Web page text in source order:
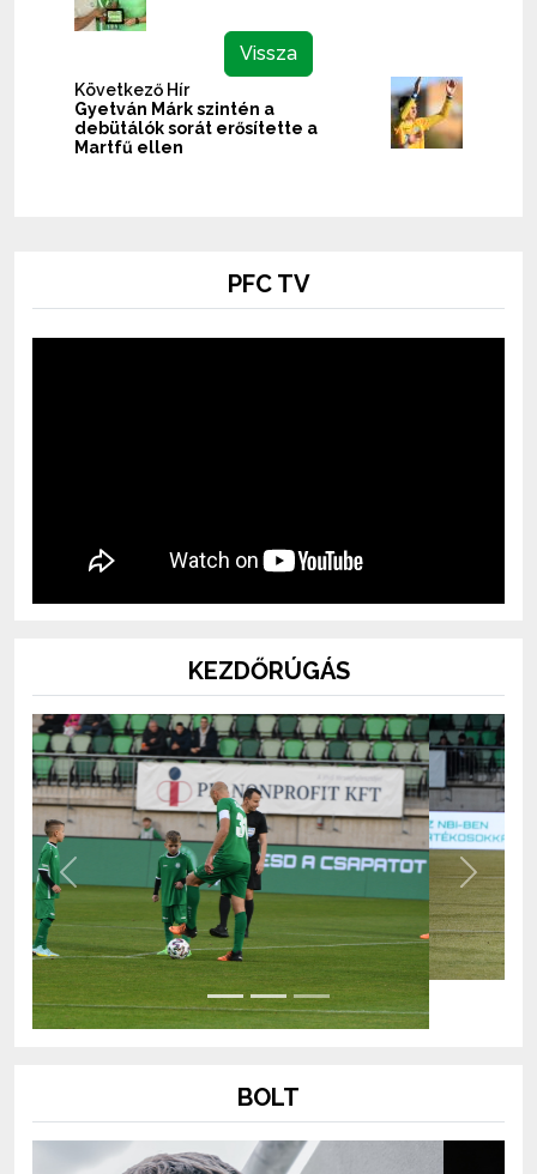
Vissza
Következő Hír
Gyetván Márk szintén a
debütálók sorát erősítette a
Martfű ellen
PFC TV
KEZDŐRÚGÁS
Previous Next